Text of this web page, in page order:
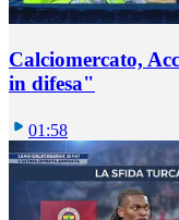
Calciomercato,
in difesa"
01:58